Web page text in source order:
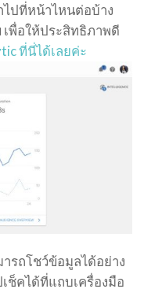
ไปที่หน้าไหนต่อบ้าง
เพื่อให้ประสิทธิภาพดี
ที่นี่ได้เลยค่ะ
รถโชว์ข้อมูลได้อย่าง
ช็คได้ที่แถบเครื่องมือ